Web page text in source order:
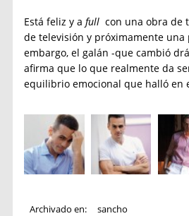
Está feliz y a full con una obra de
de televisión y próximamente una
embargo, el galán -que cambió
afirma que lo que realmente da
equilibrio emocional que halló en
Archivado en:
sancho